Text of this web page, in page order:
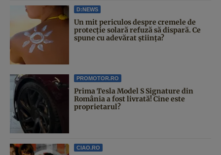
D:NEWS
Un mit periculos despre cremele de
protecție solară refuză să dispară. Ce
spune cu adevărat știința?
PROMOTOR.RO
Prima Tesla Model S Signature din
România a fost livrată! Cine este
proprietarul?
CIAO.RO